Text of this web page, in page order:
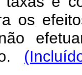
os